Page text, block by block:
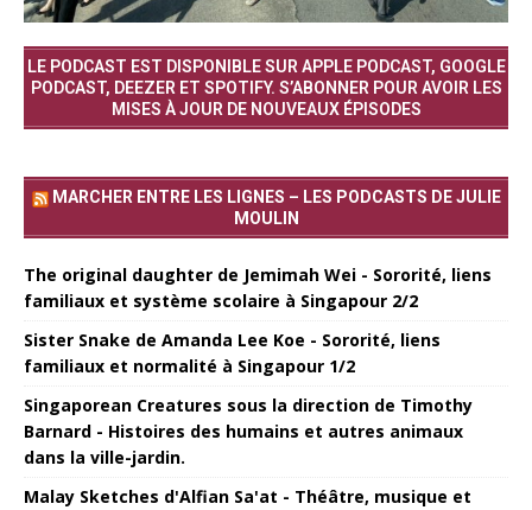
LE PODCAST EST DISPONIBLE SUR APPLE PODCAST, GOOGLE
PODCAST, DEEZER ET SPOTIFY. S’ABONNER POUR AVOIR LES
MISES À JOUR DE NOUVEAUX ÉPISODES
MARCHER ENTRE LES LIGNES – LES PODCASTS DE JULIE
MOULIN
The original daughter de Jemimah Wei - Sororité, liens
familiaux et système scolaire à Singapour 2/2
Sister Snake de Amanda Lee Koe - Sororité, liens
familiaux et normalité à Singapour 1/2
Singaporean Creatures sous la direction de Timothy
Barnard - Histoires des humains et autres animaux
dans la ville-jardin.
Malay Sketches d'Alfian Sa'at - Théâtre, musique et